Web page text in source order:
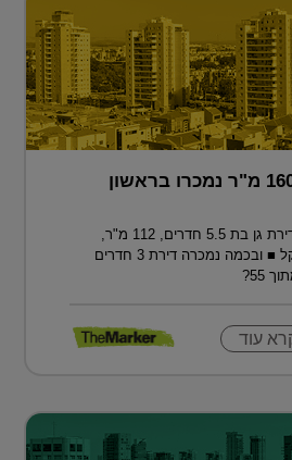
שתי דירות של 160 מ"ר נמכרו בראשון
וגם: בעפולה נמכרה דירת גן בת 5.5 חדרים, 112 מ"ר,
תמורת 1.45 מיליון שקל ■ ובכמה נמכרה דירת 3 חדרים
עוד